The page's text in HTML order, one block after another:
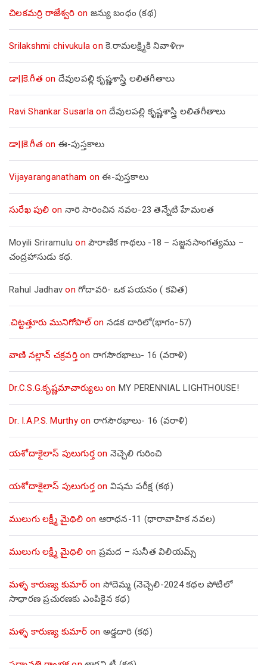
చిలకమర్రి రాజేశ్వరి on జన్యు బంధం (కథ)
Srilakshmi chivukula on కె.రామలక్ష్మికి నివాళిగా
డా||కె.గీత on దేవులపల్లి కృష్ణశాస్త్రి లలితగీతాలు
Ravi Shankar Susarla on దేవులపల్లి కృష్ణశాస్త్రి లలితగీతాలు
డా||కె.గీత on ఈ-పుస్తకాలు
Vijayaranganatham onఈ-పుస్తకాలు
సురేఖ పులి on నారి సారించిన నవల-23 తెన్నేటి హేమలత
Moyili Sriramulu on పౌరాణిక గాథలు -18 – సజ్జనసాంగత్యము –
చంద్రహాసుడు కథ.
Rahul Jadhav on గోదావరి- ఒక పయనం ( కవిత)
.చిట్టత్తూరు మునిగోపాల్on నడక దారిలో(భాగం-57)
వాణి నల్లాన్ చక్రవర్తిon రాగసౌరభాలు- 16 (వరాళి)
Dr.C.S.G.కృష్ణమాచార్యులుon MY PERENNIAL LIGHTHOUSE!
Dr. I.A.P.S. Murthyon రాగసౌరభాలు- 16 (వరాళి)
యశోదాకైలాస్ పులుగుర్తon నెచ్చెలి గురించి
యశోదాకైలాస్ పులుగుర్తon విషమ పరీక్ష (క‌థ‌)
ములుగు లక్ష్మీ మైథిలి on ఆరాధన-11 (ధారావాహిక నవల)
ములుగు లక్ష్మీ మైథిలి on ప్రమద – సునీత విలియమ్స్
మళ్ళ కారుణ్య కుమార్ on సోదెమ్మ (నెచ్చెలి-2024 కథల పోటీలో
సాధారణ ప్రచురణకు ఎంపికైన కథ)
మళ్ళ కారుణ్య కుమార్ on అడ్డదారి (కథ)